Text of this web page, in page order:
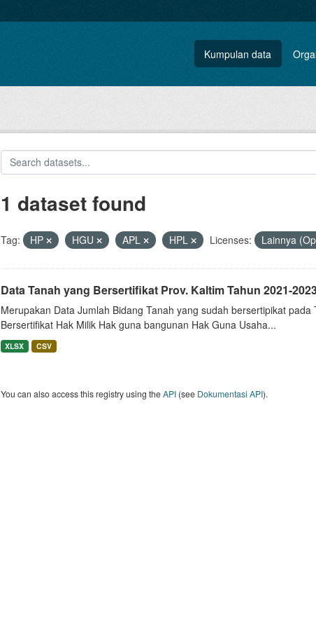
Kumpulan data
1 dataset found
Tag: HP HGU APL HPL Licenses: Lainnya
Data Tanah yang Bersertifikat Prov. Kaltim Tahun 2021-
Merupakan Data Jumlah Bidang Tanah yang sudah bersertipikat
Bersertifikat Hak Milik Hak guna bangunan Hak Guna Usaha...
XLSX CSV
You can also access this registry using theAPI(see Dokumentasi API).